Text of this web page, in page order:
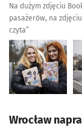
Na dużym zdjęciu
pasażerów, na
czyta”
Wrocław